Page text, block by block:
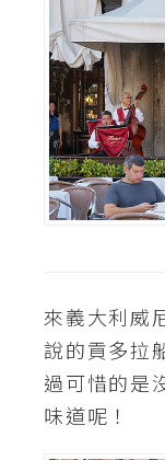
來義大利威
說的貢多拉
過可惜的是
味道呢！